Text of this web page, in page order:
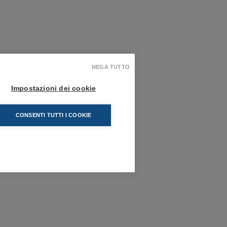
Impostazioni dei cookie
NEGA TUTTO
CONSENTI TUTTI I COOKIE